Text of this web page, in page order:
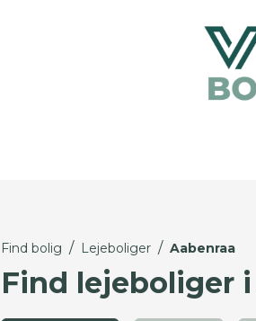
Find bolig / Lejeboliger / Aabenraa
Find lejeboliger